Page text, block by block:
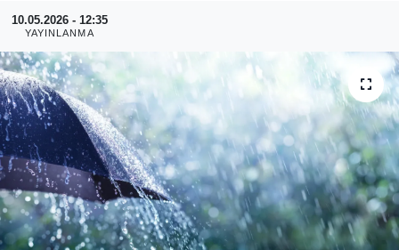
10.05.2026 - 12:35
YAYINLANMA
RESMİ REKLAM